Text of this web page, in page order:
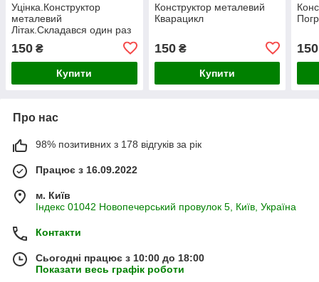
Уцінка.Конструктор
металевий
Літак.Складався один раз
150 ₴
Купити
Конструктор металевий
Кварацикл
150₴
Купити
150
Про нас
98% позитивних з 178 відгуків за рік
Працює з 16.09.2022
м. Київ
Індекс 01042 Новопечерський провулок 5, Київ, Україна
Контакти
Сьогодні працює з 10:00 до 18:00
Показати весь графік роботи